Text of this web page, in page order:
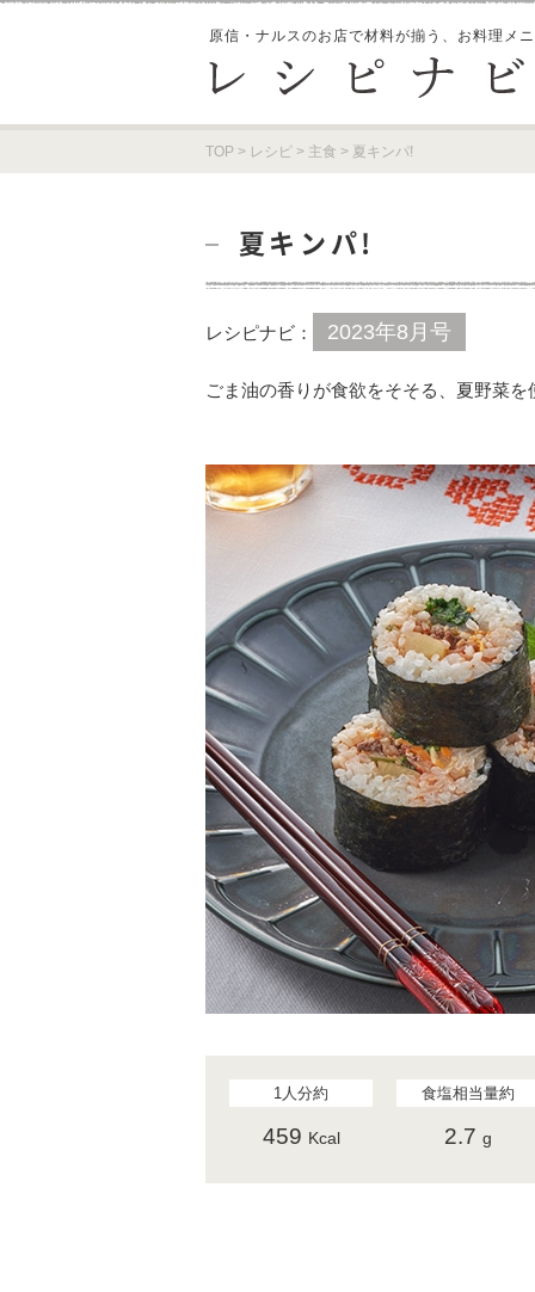
原信・ナルスのお店で材料が揃う、 お料理メ
TOP > レシピ > 主食 > 夏キンパ!
夏キンパ!
レシピナビ： 2023年8月号
ごま油の香りが食欲をそそる、夏野菜
1人分約
459 Kcal
食塩相当量約
2.7 g